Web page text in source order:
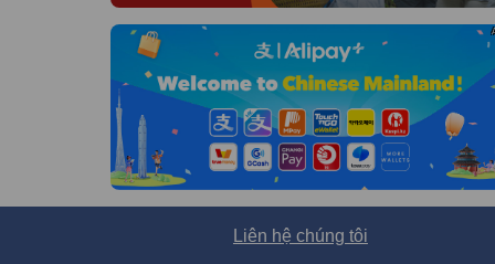
Liên hệ chúng tôi